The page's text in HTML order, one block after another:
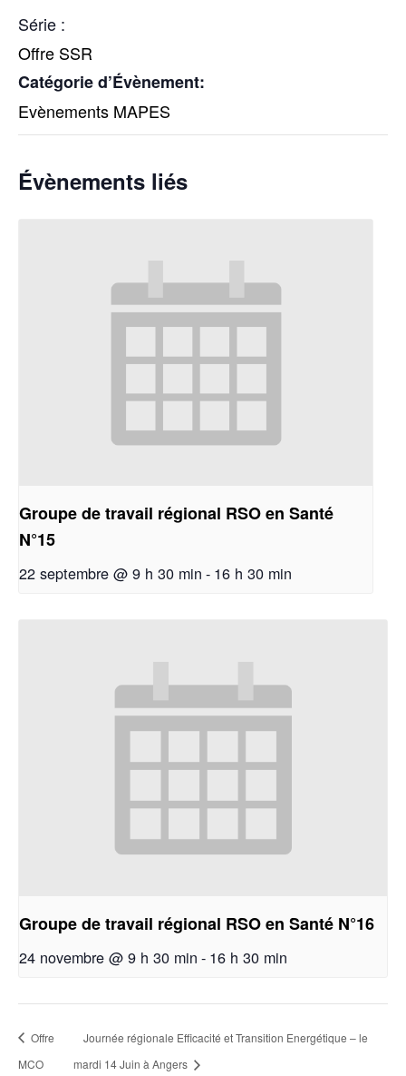
Série :
Offre SSR
Catégorie d’Évènement:
Evènements MAPES
Évènements liés
Groupe de travail régional RSO en Santé
N°15
22 septembre @ 9 h 30 min - 16 h 30 min
Groupe de travail régional RSO en Santé N°16
24 novembre @ 9 h 30 min - 16 h 30 min
Offre
MCO
Journée régionale Efficacité et Transition Energétique – le
mardi 14 Juin à Angers